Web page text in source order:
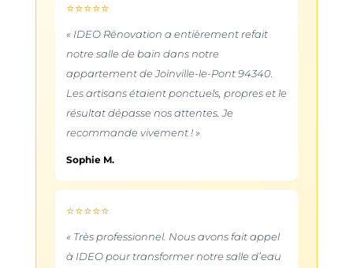
⭐⭐⭐⭐⭐
« IDEO Rénovation a entièrement refait
notre salle de bain dans notre
appartement de Joinville-le-Pont 94340.
Les artisans étaient ponctuels, propres et le
résultat dépasse nos attentes. Je
recommande vivement ! »
Sophie M.
⭐⭐⭐⭐⭐
« Très professionnel. Nous avons fait appel
à IDEO pour transformer notre salle d’eau